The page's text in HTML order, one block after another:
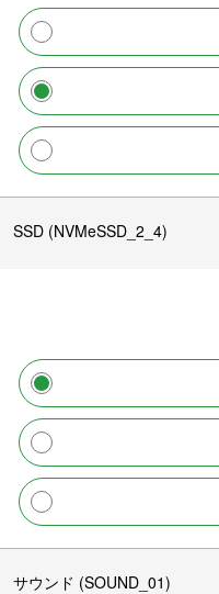
SSD (NVMeSSD_2_4)
サウンド (SOUND_01)